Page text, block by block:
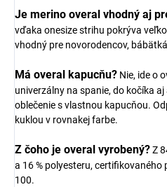
Je merino overal vhodný aj
vďaka onesize strihu pokrýva
vhodný pre novorodencov,
Má overal kapucňu? Nie, ide o
univerzálny na spanie, do kočíka
oblečenie s vlastnou kapucňou.
kuklou v rovnakej farbe.
Z čoho je overal vyrobený?Z
a 16 % polyesteru, certifikovaného
100.